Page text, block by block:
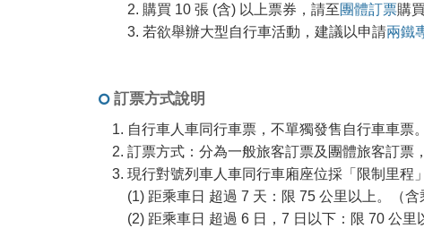
購買 10 張 (含) 以上票券，請至團體訂票購買
若欲舉辦大型自行車活動，建議以申請兩鐵
訂票方式說明
自行車人車同行車票，不單獨發售自行車車票
訂票方式：分為一般旅客訂票及團體旅客訂票
現行對號列車人車同行車廂座位採「限制里程
(1) 距乘車日 超過 7 天：限 75 公里以上。（含
(2) 距乘車日 超過 6 日，7 日以下：限 70 公里